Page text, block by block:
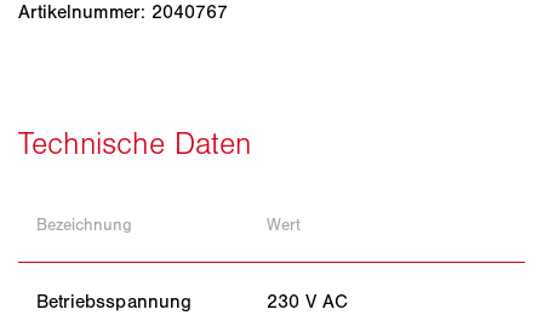
Artikelnummer: 2040767
Bezeichnung Wert
Betriebsspannung 230 V AC